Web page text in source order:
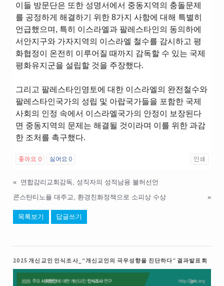
이들 방문단은 또한 성명서에서 중동지역의 충돌문제
를 공정하게 해결하기 위한 8가지 사항에 대해 특별히
언급했으며, 특히 이스라엘과 팔레스타인의 동의하에
서안지구와 가자지역의 이스라엘 철수를 감시하고 평
화협정이 온전히 이루어질 때까지 감독할 수 있는 국제
평화유지군을 설립할 것을 주장했다.
그리고 팔레스타인영토에 대한 이스라엘의 완전철수와
팔레스타인국가의 성립 및 아랍국가들을 포함한 국제
사회의 인정 속에서 이스라엘국가의 안정이 보장된다
면 중동지역의 문제는 해결될 것이라며 이를 위한 과감
한 조처를 촉구했다.
좋아요 0 싫어요 0 인쇄
« 연합감리교회감독, 성직자의 성적남용 불허선언
콘스탄티노플 대주교, 환경친화정책으로 소피상 수상
»
목록보기 답글쓰기
2025 개신교인 인식조사_“개신교인의 극우성향을 진단하다” 결과발표회